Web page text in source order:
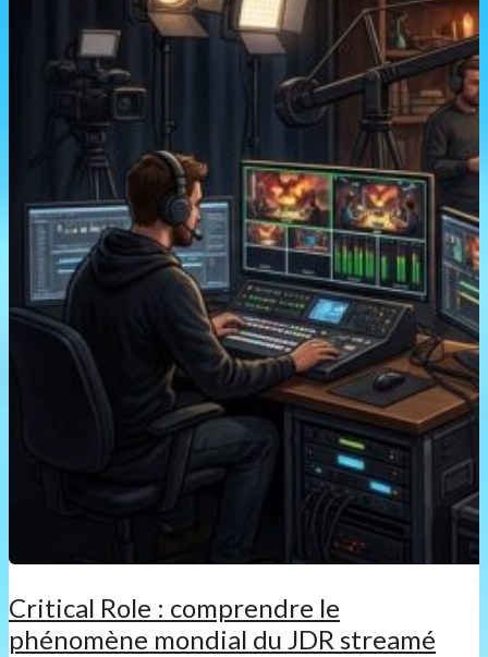
Critical Role : comprendre le
phénomène mondial du JDR streamé